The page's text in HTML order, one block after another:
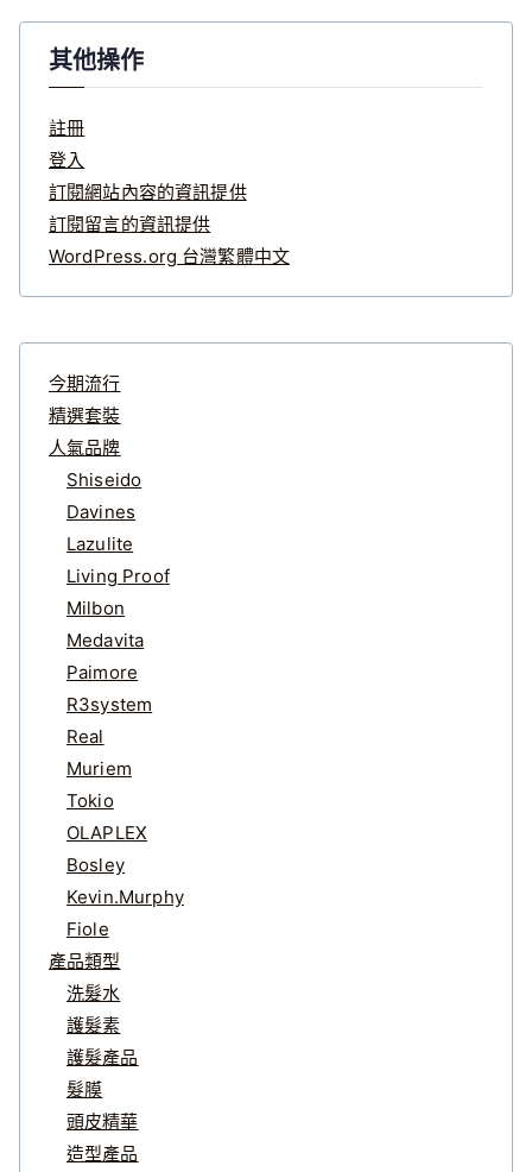
其他操作
註冊
登入
訂閱網站內容的資訊提供
訂閱留言的資訊提供
WordPress.org 台灣繁體中文
今期流行
精選套裝
人氣品牌
Shiseido
Davines
Lazulite
Living Proof
Milbon
Medavita
Paimore
R3system
Real
Muriem
Tokio
OLAPLEX
Bosley
Kevin.Murphy
Fiole
產品類型
洗髮水
護髮素
護髮產品
髮膜
頭皮精華
造型產品